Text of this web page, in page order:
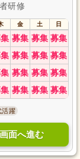
研修
金 土 日
募集 募集 募集
募集 募集 募集
募集 募集 募集
募集 募集 募集
活躍
面へ進む